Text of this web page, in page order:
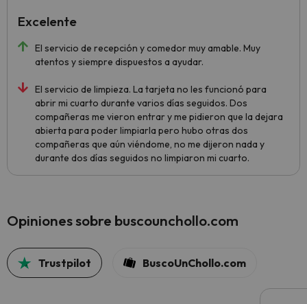
El servicio de recepción y comedor muy amable. Muy
atentos y siempre dispuestos a ayudar.
El servicio de limpieza. La tarjeta no les funcionó para
abrir mi cuarto durante varios días seguidos. Dos
compañeras me vieron entrar y me pidieron que la dejara
abierta para poder limpiarla pero hubo otras dos
compañeras que aún viéndome, no me dijeron nada y
durante dos días seguidos no limpiaron mi cuarto.
Excelente
Opiniones sobre buscounchollo.com
Trustpilot BuscoUnChollo.com